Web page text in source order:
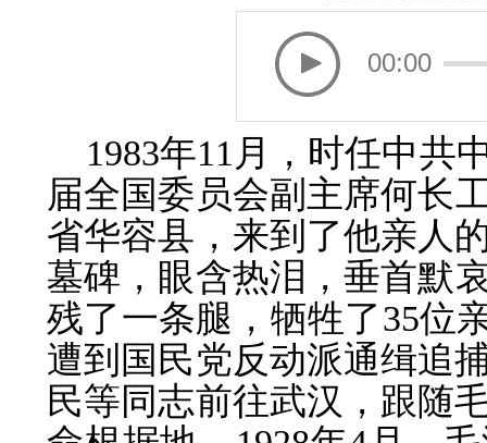
00:00
1983年11月，时任中共
届全国委员会副主席何长
省华容县，来到了他亲人
墓碑，眼含热泪，垂首默
残了一条腿，牺牲了35位
遭到国民党反动派通缉追
民等同志前往武汉，跟随